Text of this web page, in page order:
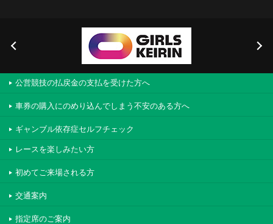
公営競技の払戻金の支払を受けた方へ
車券の購入にのめり込んでしまう不安のある方へ
ギャンブル依存症セルフチェック
レースを楽しみたい方
初めてご来場される方
交通案内
指定席のご案内